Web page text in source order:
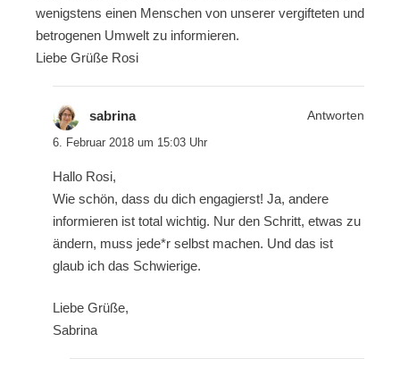
wenigstens einen Menschen von unserer vergifteten und
betrogenen Umwelt zu informieren.
Liebe Grüße Rosi
sabrina
6. Februar 2018 um 15:03 Uhr
Hallo Rosi,
Wie schön, dass du dich engagierst! Ja, andere
informieren ist total wichtig. Nur den Schritt, etwas zu
ändern, muss jede*r selbst machen. Und das ist
glaub ich das Schwierige.
Liebe Grüße,
Sabrina
Antworten